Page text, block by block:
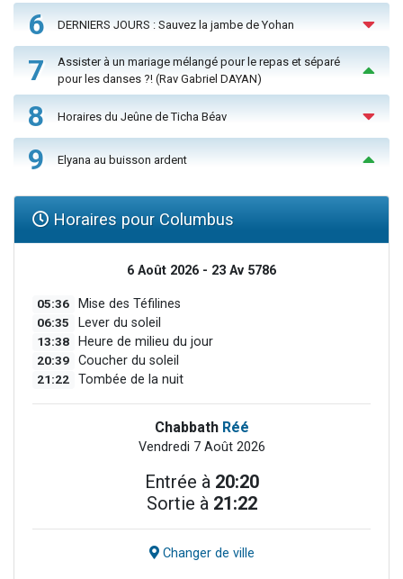
6 DERNIERS JOURS : Sauvez la jambe de Yohan
7
Assister à un mariage mélangé pour le repas et séparé
pour les danses ?! (Rav Gabriel DAYAN)
8 Horaires du Jeûne de Ticha Béav
9 Elyana au buisson ardent
Horaires pour Columbus
6 Août 2026 - 23 Av 5786
05:36 Mise des Téfilines
06:35 Lever du soleil
13:38 Heure de milieu du jour
20:39 Coucher du soleil
21:22 Tombée de la nuit
Chabbath Réé
Vendredi 7 Août 2026
Entrée à 20:20
Sortie à 21:22
Changer de ville